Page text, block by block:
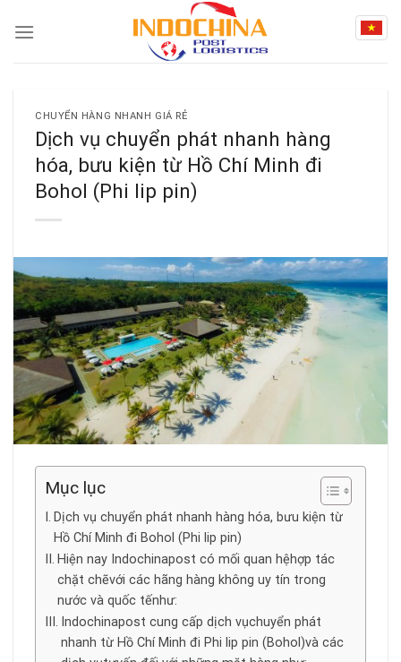
CHUYỂN HÀNG NHANH GIÁ RẺ
Dịch vụ chuyển phát nhanh hàng
hóa, bưu kiện từ Hồ Chí Minh đi
Bohol (Phi lip pin)
Mục lục
Dịch vụ chuyển phát nhanh hàng hóa, bưu kiện từ
Hồ Chí Minh đi Bohol (Phi lip pin)
Hiện nay Indochinapost có mối quan hệhợp tác
chặt chẽvới các hãng hàng không uy tín trong
nước và quốc tếnhư:
Indochinapost cung cấp dịch vụchuyển phát
nhanh từ Hồ Chí Minh đi Phi lip pin (Bohol)và các